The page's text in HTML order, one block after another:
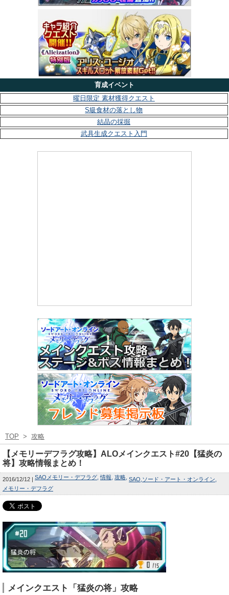
育成イベント
曜日限定 素材獲得クエスト
S級食材の落とし物
結晶の採掘
武具生成クエスト入門
TOP > 攻略
【メモリーデフラグ攻略】ALOメインクエスト#20【猛炎の
将】攻略情報まとめ！
2016/12/12 SAOメモリー・デフラグ 情報 攻略 SAO ソード・アート・オンライン
メモリー・デフラグ
メインクエスト「猛炎の将」攻略